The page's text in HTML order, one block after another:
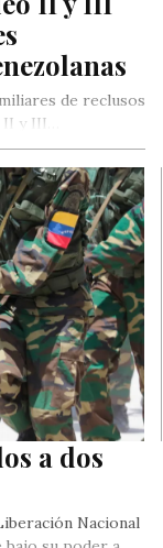
de reclusos
y III…
a dos
Nacional